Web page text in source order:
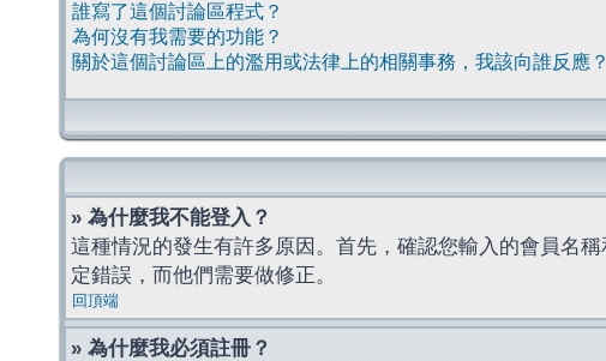
誰寫了這個討論區程式？
為何沒有我需要的功能？
關於這個討論區上的濫用或法律上的相關事務，我該向誰反應？
» 為什麼我不能登入？
這種情況的發生有許多原因。首先，確認您輸入的會員名
定錯誤，而他們需要做修正。
回頂端
» 為什麼我必須註冊？